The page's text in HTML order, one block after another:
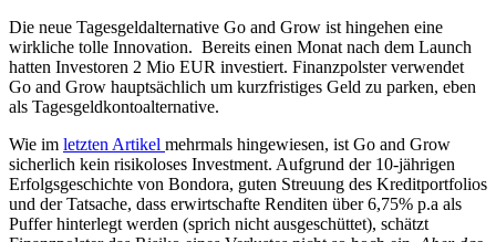
Die neue Tagesgeldalternative Go and Grow ist hingehen eine
wirkliche tolle Innovation. Bereits einen Monat nach dem Launch
hatten Investoren 2 Mio EUR investiert. Finanzpolster verwendet
Go and Grow hauptsächlich um kurzfristiges Geld zu parken, eben
als Tagesgeldkontoalternative.
Wie im letzten Artikel mehrmals hingewiesen, ist Go and Grow
sicherlich kein risikoloses Investment. Aufgrund der 10-jährigen
Erfolgsgeschichte von Bondora, guten Streuung des Kreditportfolios
und der Tatsache, dass erwirtschafte Renditen über 6,75% p.a als
Puffer hinterlegt werden (sprich nicht ausgeschüttet), schätzt